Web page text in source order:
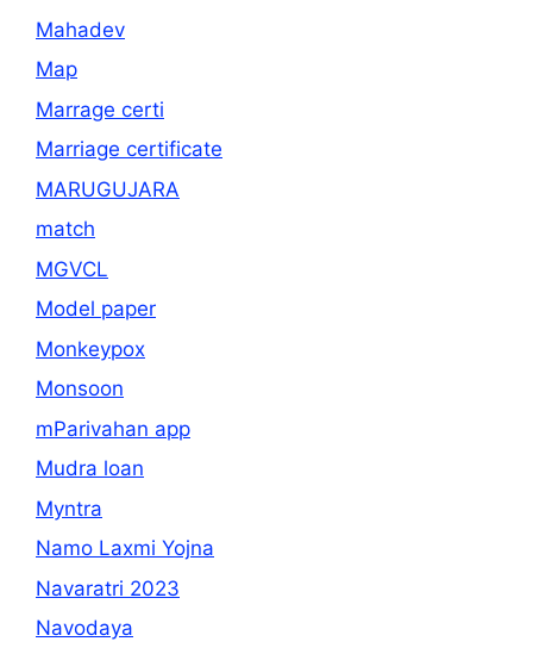
Mahadev
Map
Marrage certi
Marriage certificate
MARUGUJARA
match
MGVCL
Model paper
Monkeypox
Monsoon
mParivahan app
Mudra loan
Myntra
Namo Laxmi Yojna
Navaratri 2023
Navodaya